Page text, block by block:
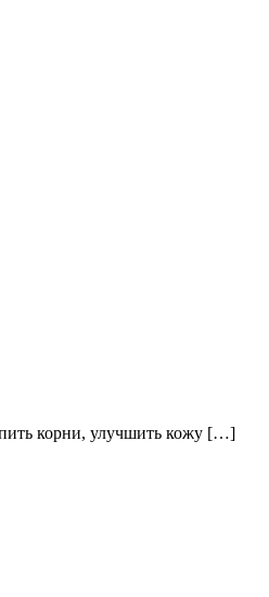
корни, улучшить кожу […]